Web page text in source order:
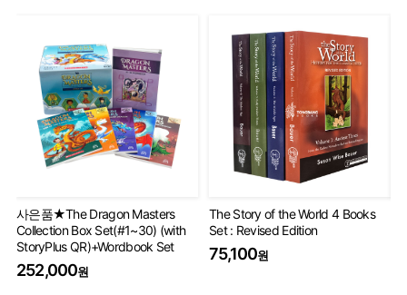
사은품★The Dragon Masters
Collection Box Set(#1~30) (with
StoryPlus QR)+Wordbook Set
252,000원
The Story of the World 4 Books
Set : Revised Edition
75,100원